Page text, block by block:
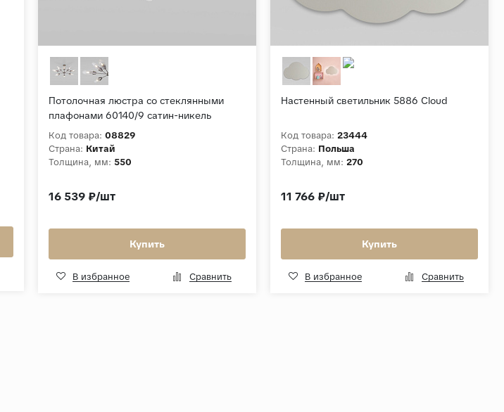
Потолочная люстра со стеклянными
плафонами 60140/9 сатин-никель
Код товара: 08829
Страна: Китай
Толщина, мм: 550
16 539 ₽/шт
Купить
В избранное Сравнить
Настенный светильник 5886 Cloud
Код товара: 23444
Страна: Польша
Толщина, мм: 270
11 766 ₽/шт
Купить
В избранное Сравнить